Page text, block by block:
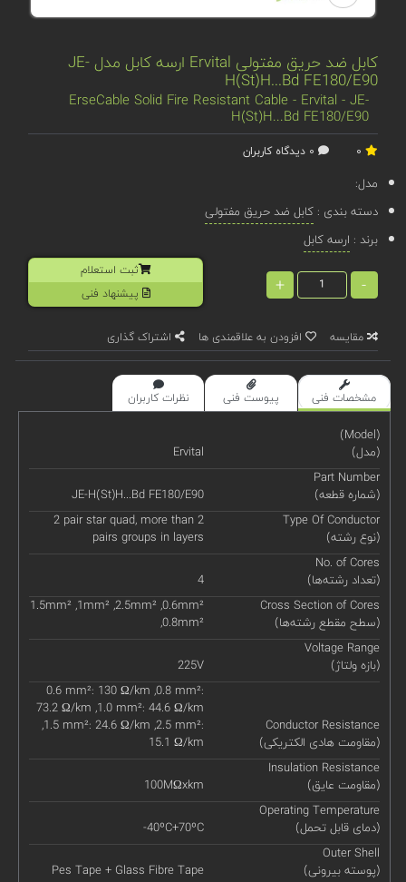
کابل ضد حریق مفتولی Ervital ارسه کابل مدل JE-
H(St)H...Bd FE180/E90
ErseCable Solid Fire Resistant Cable - Ervital - JE-
H(St)H...Bd FE180/E90
مدل:
دسته بندی :کابل ضد حریق مفتولی
برند : ارسه کابل
-
+
ثبت استعلام
پیشنهاد فنی
مقایسه افزودن به علاقمندی ها اشتراک گذاری
مشخصات فنی پیوست فنی نظرات کاربران
(Model)
(مدل)
Ervital
Part Number
(شماره قطعه)
JE-H(St)H...Bd FE180/E90
Type Of Conductor
(نوع رشته)
2 pair star quad, more than 2
pairs groups in layers
No. of Cores
(‌تعداد رشته‌ها)
4
Cross Section of Cores
(سطح مقطع رشته‌ها)
1.5mm² ,1mm² ,2.5mm² ,0.6mm²
,0.8mm²
Voltage Range
(بازه ولتاژ)
225V
Conductor Resistance
(مقاومت هادی الکتریکی)
0.6 mm²: 130 Ω/km ,0.8 mm²:
73.2 Ω/km ,1.0 mm²: 44.6 Ω/km
,1.5 mm²: 24.6 Ω/km ,2.5 mm²:
15.1 Ω/km
Insulation Resistance
(مقاومت عایق)
100MΩxkm
Operating Temperature
(دمای قابل تحمل)
-40ºC+70ºC
Outer Shell
(پوسته بیرونی)
Pes Tape + Glass Fibre Tape